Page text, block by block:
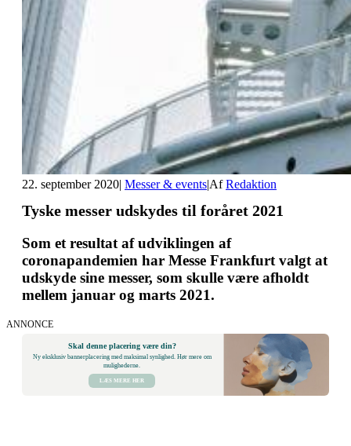
22. september 2020| Messer & events|AfRedaktion
Tyske messer udskydes til foråret 2021
Som et resultat af udviklingen af
coronapandemien har Messe Frankfurt valgt at
udskyde sine messer, som skulle være afholdt
mellem januar og marts 2021.
ANNONCE
Skal denne placering være din?
Ny eksklusiv bannerplacering med maksimal synlighed. Hør mere om
mulighederne.
LÆS MERE HER